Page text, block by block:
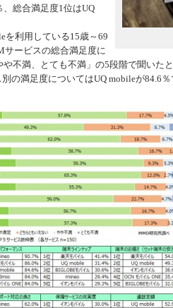
総合満足度1位はUQ
利用している15歳～69
サービスの総合満足度に
不満、とても不満」の5段階で聞いた
の満足度についてはUQ mobileが84.6